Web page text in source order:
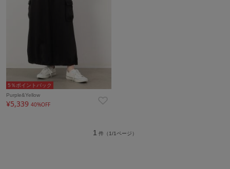
5％ポイントバック
Purple&Yellow
¥5,339 40%OFF
1 件（1/1ページ）